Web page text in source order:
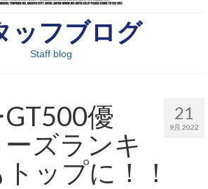
パーツ一覧
ッフブログ
Staff blog
21
9月 2022
優
ズランキ
ップに！！